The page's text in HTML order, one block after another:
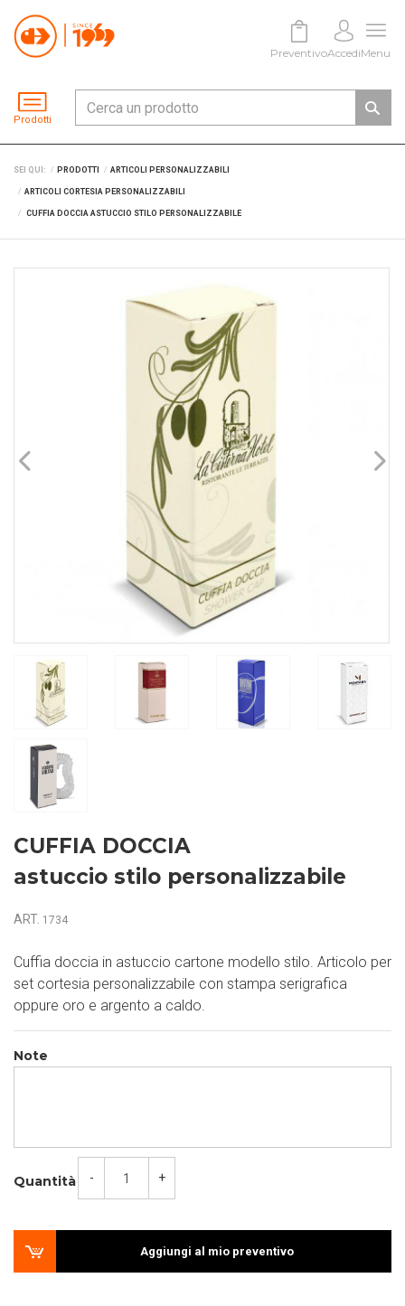
Prodotti
PreventivoAccediMenu
SEI QUI: PRODOTTI ARTICOLI PERSONALIZZABILI
ARTICOLI CORTESIA PERSONALIZZABILI
CUFFIA DOCCIA ASTUCCIO STILO PERSONALIZZABILE
CUFFIA DOCCIA
astuccio stilo personalizzabile
ART. 1734
Cuffia doccia in astuccio cartone modello stilo. Articolo per
set cortesia personalizzabile con stampa serigrafica
oppure oro e argento a caldo.
Note
Quantità - +
Aggiungi al mio preventivo